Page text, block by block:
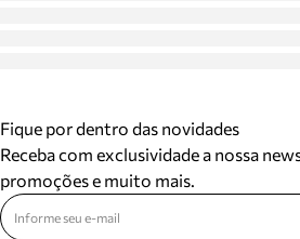
Fique por dentro das novidades
Receba com exclusividade a nossa
promoções e muito mais.